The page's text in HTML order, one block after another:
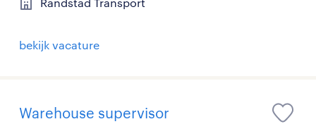
bekijk vacature
Warehouse supervisor